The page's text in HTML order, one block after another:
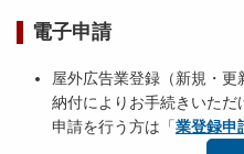
電子申請
屋外広告業登録（新規・
納付によりお手続きいただ
申請を行う方は「業登録